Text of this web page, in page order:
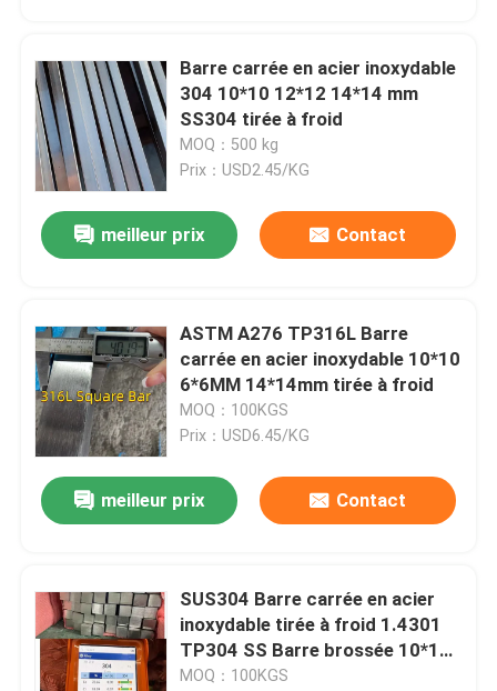
Barre carrée en acier inoxydable
304 10*10 12*12 14*14 mm
SS304 tirée à froid
MOQ：500 kg
Prix：USD2.45/KG
meilleur prix Contact
ASTM A276 TP316L Barre
carrée en acier inoxydable 10*10
6*6MM 14*14mm tirée à froid
MOQ：100KGS
Prix：USD6.45/KG
meilleur prix Contact
SUS304 Barre carrée en acier
inoxydable tirée à froid 1.4301
TP304 SS Barre brossée 10*10
16*16 mm
MOQ：100KGS